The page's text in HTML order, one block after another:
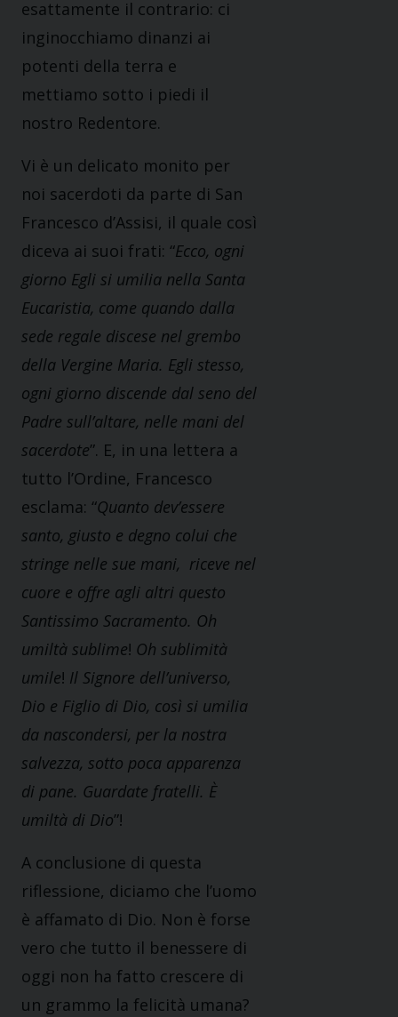
esattamente il contrario: ci
inginocchiamo dinanzi ai
potenti della terra e
mettiamo sotto i piedi il
nostro Redentore.
Vi è un delicato monito per
noi sacerdoti da parte di San
Francesco d’Assisi, il quale così
diceva ai suoi frati: “Ecco, ogni
giorno Egli si umilia nella Santa
Eucaristia, come quando dalla
sede regale discese nel grembo
della Vergine Maria. Egli stesso,
ogni giorno discende dal seno del
Padre sull’altare, nelle mani del
sacerdote”. E, in una lettera a
tutto l’Ordine, Francesco
esclama: “Quanto dev’essere
santo, giusto e degno colui che
stringe nelle sue mani, riceve nel
cuore e offre agli altri questo
Santissimo Sacramento. Oh
umiltà sublime! Oh sublimità
umile! Il Signore dell’universo,
Dio e Figlio di Dio, così si umilia
da nascondersi, per la nostra
salvezza, sotto poca apparenza
di pane. Guardate fratelli. È
umiltà di Dio”!
A conclusione di questa
riflessione, diciamo che l’uomo
è affamato di Dio. Non è forse
vero che tutto il benessere di
oggi non ha fatto crescere di
un grammo la felicità umana?